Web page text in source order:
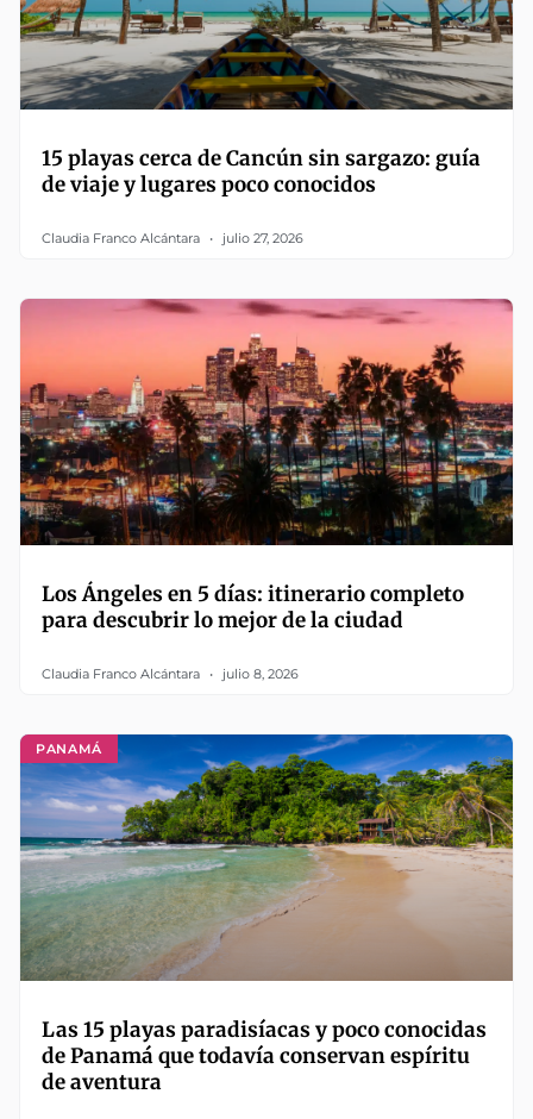
15 playas cerca de Cancún sin sargazo: guía
de viaje y lugares poco conocidos
Claudia Franco Alcántara julio 27, 2026
Los Ángeles en 5 días: itinerario completo
para descubrir lo mejor de la ciudad
Claudia Franco Alcántara julio 8, 2026
PANAMÁ
Las 15 playas paradisíacas y poco conocidas
de Panamá que todavía conservan espíritu
de aventura